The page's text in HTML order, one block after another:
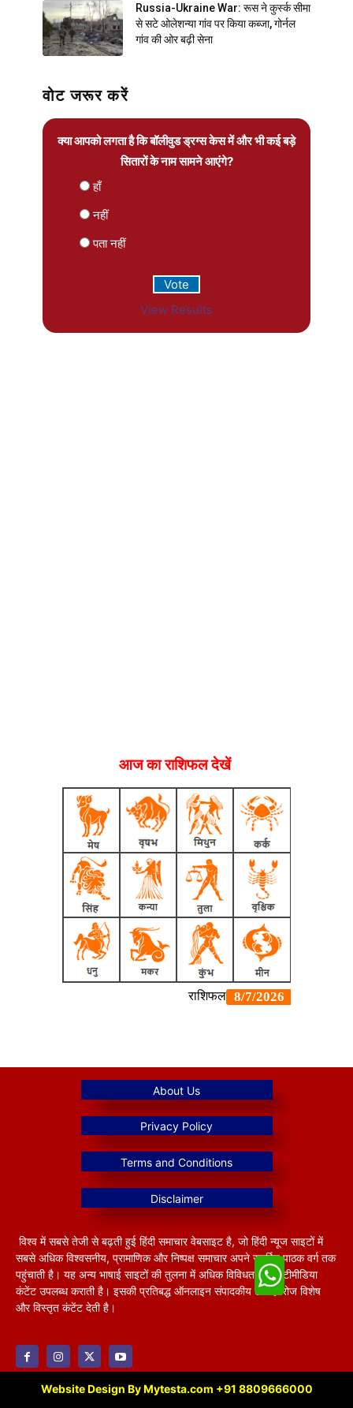
Russia-Ukraine War: रूस ने कुर्स्क सीमा
से सटे ओलेशन्या गांव पर किया कब्जा, गोर्नल
गांव की ओर बढ़ी सेना
वोट जरूर करें
क्या आपको लगता है कि बॉलीवुड ड्रग्स केस में और भी कई बड़े
सितारों के नाम सामने आएंगे?
हाँ
नहीं
पता नहीं
View Results
आज का राशिफल देखें
विश्व में सबसे तेजी से बढ़ती हुई हिंदी समाचार वेबसाइट है, जो हिंदी न्यूज साइटों में
सबसे अधिक विश्वसनीय, प्रामाणिक और निष्पक्ष समाचार अपने समर्पित पाठक वर्ग तक
पहुंचाती है। यह अन्य भाषाई साइटों की तुलना में अधिक विविधतापूर्ण मल्टीमीडिया
कंटेंट उपलब्ध कराती है। इसकी प्रतिबद्ध ऑनलाइन संपादकीय टीम हररोज विशेष
और विस्तृत कंटेंट देती है।
Website Design By Mytesta.com +91 8809666000